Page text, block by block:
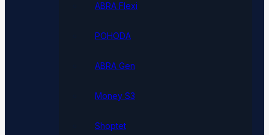
ABRA Flexi
POHODA
ABRA Gen
Money S3
Shoptet